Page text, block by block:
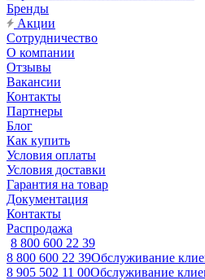
Бренды
Акции
Сотрудничество
О компании
Отзывы
Вакансии
Контакты
Партнеры
Блог
Как купить
Условия оплаты
Условия доставки
Гарантия на товар
Документация
Контакты
Распродажа
8 800 600 22 39
8 800 600 22 39Обслуживание
8 905 502 11 00Обслуживание